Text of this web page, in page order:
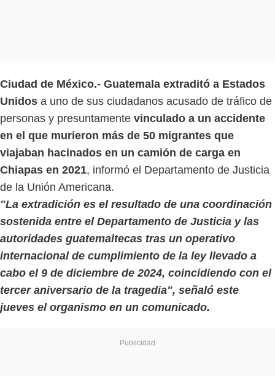
Ciudad de México.- Guatemala extraditó a Estados
Unidos a uno de sus ciudadanos acusado de tráfico de
personas y presuntamente vinculado a un accidente
en el que murieron más de 50 migrantes que
viajaban hacinados en un camión de carga en
Chiapas en 2021, informó el Departamento de Justicia
de la Unión Americana.
"La extradición es el resultado de una coordinación
sostenida entre el Departamento de Justicia y las
autoridades guatemaltecas tras un operativo
internacional de cumplimiento de la ley llevado a
cabo el 9 de diciembre de 2024, coincidiendo con el
tercer aniversario de la tragedia", señaló este
jueves el organismo en un comunicado.